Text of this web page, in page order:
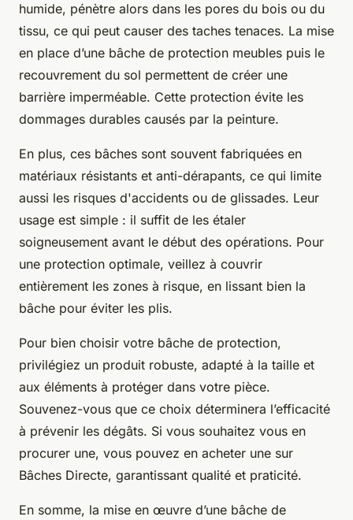
humide, pénètre alors dans les pores du bois ou du
tissu, ce qui peut causer des taches tenaces. La mise
en place d’une bâche de protection meubles puis le
recouvrement du sol permettent de créer une
barrière imperméable. Cette protection évite les
dommages durables causés par la peinture.
En plus, ces bâches sont souvent fabriquées en
matériaux résistants et anti-dérapants, ce qui limite
aussi les risques d'accidents ou de glissades. Leur
usage est simple : il suffit de les étaler
soigneusement avant le début des opérations. Pour
une protection optimale, veillez à couvrir
entièrement les zones à risque, en lissant bien la
bâche pour éviter les plis.
Pour bien choisir votre bâche de protection,
privilégiez un produit robuste, adapté à la taille et
aux éléments à protéger dans votre pièce.
Souvenez-vous que ce choix déterminera l’efficacité
à prévenir les dégâts. Si vous souhaitez vous en
procurer une, vous pouvez en acheter une sur
Bâches Directe, garantissant qualité et praticité.
En somme, la mise en œuvre d’une bâche de